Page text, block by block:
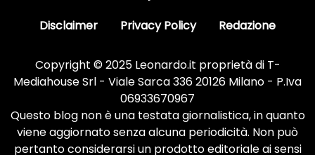
Disclaimer Privacy Policy Redazione
Copyright © 2025 Leonardo.it proprietà di T-
Mediahouse Srl - Viale Sarca 336 20126 Milano - P.Iva
06933670967
Questo blog non è una testata giornalistica, in quanto
viene aggiornato senza alcuna periodicità. Non può
pertanto considerarsi un prodotto editoriale ai sensi